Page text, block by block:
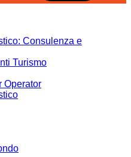
Consulenza e
Turismo
Operator